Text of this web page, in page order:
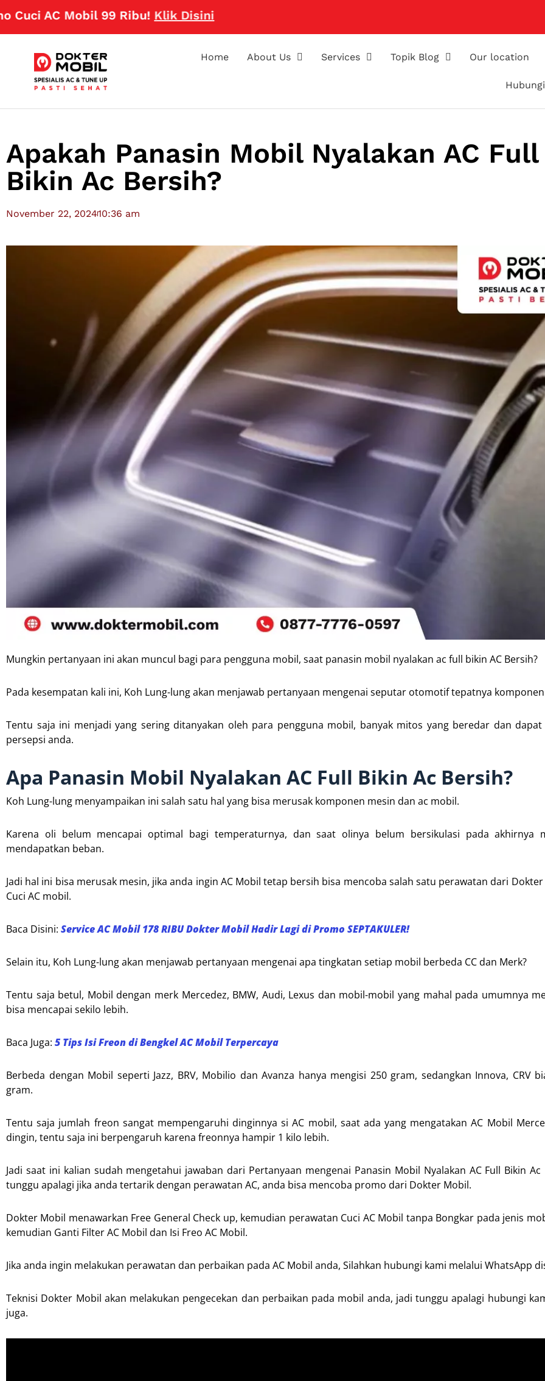
Mobil 99 Ribu!Klik Disini
Home About Us Services Topik Blog Our location
Apakah Panasin Mobil Nyalakan AC Full
Bikin Ac Bersih?
November 22, 202410:36 am
Mungkin pertanyaan ini akan muncul bagi para pengguna mobil, saat panasin mobil nyalakan ac full bikin AC Bersih?
Pada kesempatan kali ini, Koh Lung-lung akan menjawab pertanyaan mengenai seputar otomotif tepatnya komponen
Tentu saja ini menjadi yang sering ditanyakan oleh para pengguna mobil, banyak mitos yang beredar dan
persepsi anda.
Apa Panasin Mobil Nyalakan AC Full Bikin Ac Bersih?
Koh Lung-lung menyampaikan ini salah satu hal yang bisa merusak komponen mesin dan ac mobil.
Karena oli belum mencapai optimal bagi temperaturnya, dan saat olinya belum bersikulasi pada akhirnya
mendapatkan beban.
Jadi hal ini bisa merusak mesin, jika anda ingin AC Mobil tetap bersih bisa mencoba salah satu perawatan dari
Cuci AC mobil.
Baca Disini: Service AC Mobil 178 RIBU Dokter Mobil Hadir Lagi di Promo SEPTAKULER!
Selain itu, Koh Lung-lung akan menjawab pertanyaan mengenai apa tingkatan setiap mobil berbeda CC dan Merk?
Tentu saja betul, Mobil dengan merk Mercedez, BMW, Audi, Lexus dan mobil-mobil yang mahal pada umumnya
bisa mencapai sekilo lebih.
Baca Juga: 5 Tips Isi Freon di Bengkel AC Mobil Terpercaya
Berbeda dengan Mobil seperti Jazz, BRV, Mobilio dan Avanza hanya mengisi 250 gram, sedangkan Innova, CRV
gram.
Tentu saja jumlah freon sangat mempengaruhi dinginnya si AC mobil, saat ada yang mengatakan AC Mobil
dingin, tentu saja ini berpengaruh karena freonnya hampir 1 kilo lebih.
Jadi saat ini kalian sudah mengetahui jawaban dari Pertanyaan mengenai Panasin Mobil Nyalakan AC Full Bikin Ac
tunggu apalagi jika anda tertarik dengan perawatan AC, anda bisa mencoba promo dari Dokter Mobil.
Dokter Mobil menawarkan Free General Check up, kemudian perawatan Cuci AC Mobil tanpa Bongkar pada jenis
kemudian Ganti Filter AC Mobil dan Isi Freo AC Mobil.
Jika anda ingin melakukan perawatan dan perbaikan pada AC Mobil anda, Silahkan hubungi kami melalui WhatsApp
Teknisi Dokter Mobil akan melakukan pengecekan dan perbaikan pada mobil anda, jadi tunggu apalagi hubungi
juga.